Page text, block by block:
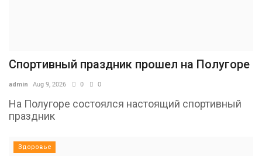
Спортивный праздник прошел на Полугоре
admin Aug 9, 2026 0 0
На Полугоре состоялся настоящий спортивный
праздник
Здоровье